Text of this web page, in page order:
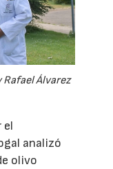
Álvarez
el
analizó
olivo